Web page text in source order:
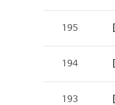
195
194
193